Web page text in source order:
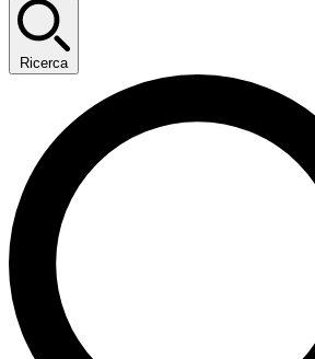
Ricerca